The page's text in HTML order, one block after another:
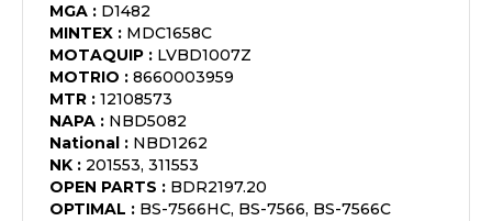
MGA : D1482
MINTEX : MDC1658C
MOTAQUIP : LVBD1007Z
MOTRIO : 8660003959
MTR : 12108573
NAPA : NBD5082
National : NBD1262
NK : 201553, 311553
OPEN PARTS : BDR2197.20
OPTIMAL : BS-7566HC, BS-7566, BS-7566C